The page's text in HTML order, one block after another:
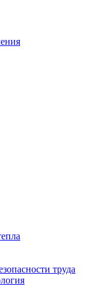
труда